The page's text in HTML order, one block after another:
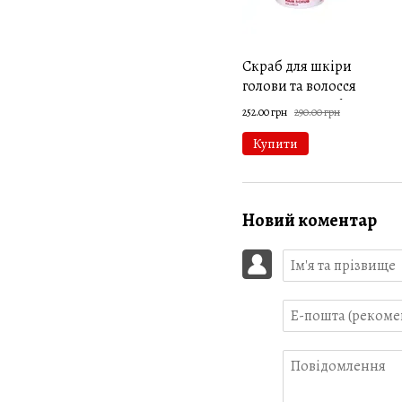
Скраб для шкіри
голови та волосся
HOLLYSKIN Acid
Solution, 130 г
252.00 грн 290.00 грн
Купити
Новий коментар